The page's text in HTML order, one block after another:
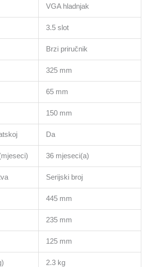
VGA hladnjak
3.5 slot
Brzi priručnik
325 mm
65 mm
150 mm
Da
36 mjeseci(a)
Serijski broj
445 mm
235 mm
125 mm
2.3 kg